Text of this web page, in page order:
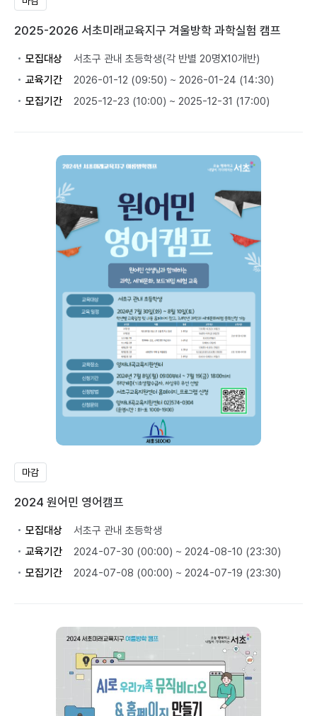
2025-2026 서초미래교육지구 겨울방학 과학실험 캠프
모집대상
서초구 관내 초등학생(각 반별 20명X10개반)
교육기간
2026-01-12 (09:50) ~ 2026-01-24 (14:30)
모집기간
2025-12-23 (10:00) ~ 2025-12-31 (17:00)
마감
2024 원어민 영어캠프
모집대상
서초구 관내 초등학생
교육기간
2024-07-30 (00:00) ~ 2024-08-10 (23:30)
모집기간
2024-07-08 (00:00) ~ 2024-07-19 (23:30)